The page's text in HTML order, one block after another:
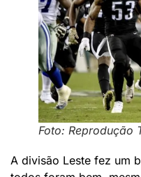
Foto: Reprodução
A divisão Leste fez um